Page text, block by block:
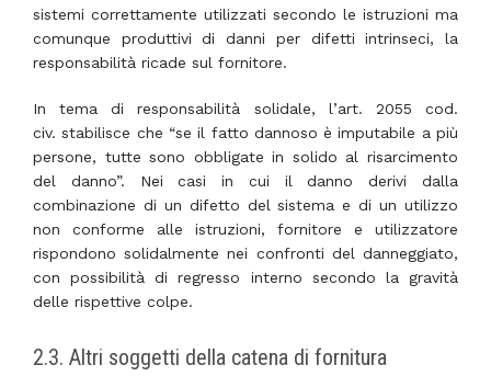
sistemi correttamente utilizzati secondo le istruzioni ma
comunque produttivi di danni per difetti intrinseci, la
responsabilità ricade sul fornitore.
In tema di responsabilità solidale, l’art. 2055 cod.
civ. stabilisce che “se il fatto dannoso è imputabile a più
persone, tutte sono obbligate in solido al risarcimento
del danno”. Nei casi in cui il danno derivi dalla
combinazione di un difetto del sistema e di un utilizzo
non conforme alle istruzioni, fornitore e utilizzatore
rispondono solidalmente nei confronti del danneggiato,
con possibilità di regresso interno secondo la gravità
delle rispettive colpe.
2.3. Altri soggetti della catena di fornitura